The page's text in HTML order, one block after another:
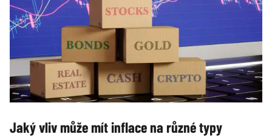
Jaký vliv může mít inflace na různé typy